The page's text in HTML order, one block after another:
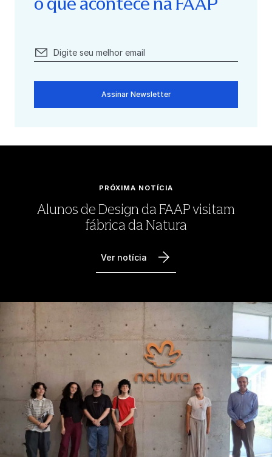
Assinar Newsletter
PRÓXIMA NOTÍCIA
Alunos de Design da FAAP visitam
fábrica da Natura
Ver notícia